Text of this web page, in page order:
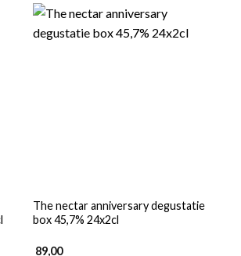
The nectar anniversary degustatie
box 45,7% 24x2cl
89,00